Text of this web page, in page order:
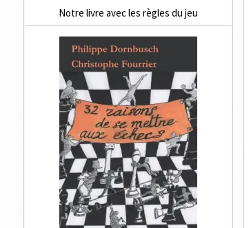
Notre livre avec les règles du jeu